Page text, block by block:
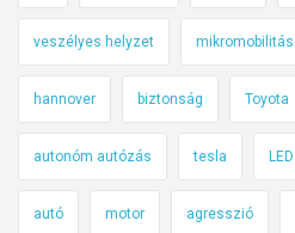
veszélyes helyzet mikromobilitás
hannover biztonság Toyota
autonóm autózás tesla LED
autó motor agresszió